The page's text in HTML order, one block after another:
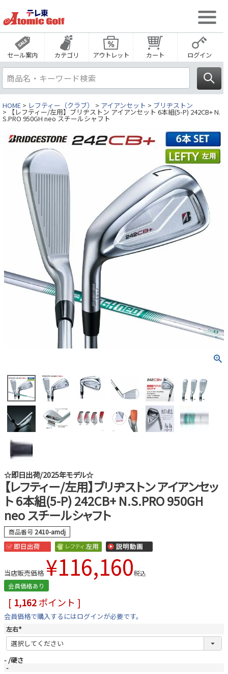
セール案内 カテゴリ アウトレット カート ログイン
HOME レフティー（クラブ） アイアンセット ブリヂストン
【レフティー/左用】ブリヂストン アイアンセット 6本組(5-P) 242CB+ N.
S.PRO 950GH neo スチールシャフト
☆即日出荷/2025年モデル☆
【レフティー/左用】ブリヂストン アイアンセッ
ト 6本組(5-P) 242CB+ N.S.PRO 950GH
neo スチールシャフト
商品番号 2410-amdj
当店販売価格 ¥116,160税込
会員価格あり
[ 1,162ポイント ]
会員価格で購入するにはログインが必要です。
左右
(
必
須
- 硬さ
-